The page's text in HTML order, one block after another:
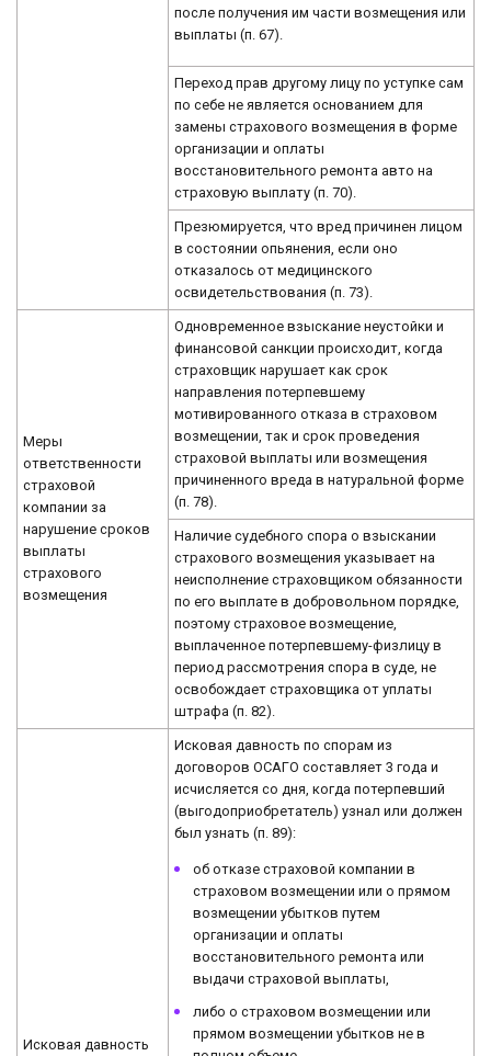
после получения им части возмещения или
выплаты (п. 67).
Переход прав другому лицу по уступке сам
по себе не является основанием для
замены страхового возмещения в форме
организации и оплаты
восстановительного ремонта авто на
страховую выплату (п. 70).
Презюмируется, что вред причинен лицом
в состоянии опьянения, если оно
отказалось от медицинского
освидетельствования (п. 73).
Меры
ответственности
страховой
компании за
нарушение сроков
выплаты
страхового
возмещения
Одновременное взыскание неустойки и
финансовой санкции происходит, когда
страховщик нарушает как срок
направления потерпевшему
мотивированного отказа в страховом
возмещении, так и срок проведения
страховой выплаты или возмещения
причиненного вреда в натуральной форме
(п. 78).
Наличие судебного спора о взыскании
страхового возмещения указывает на
неисполнение страховщиком обязанности
по его выплате в добровольном порядке,
поэтому страховое возмещение,
выплаченное потерпевшему-физлицу в
период рассмотрения спора в суде, не
освобождает страховщика от уплаты
штрафа (п. 82).
Исковая давность
Исковая давность по спорам из
договоров ОСАГО составляет 3 года и
исчисляется со дня, когда потерпевший
(выгодоприобретатель) узнал или должен
был узнать (п. 89):
об отказе страховой компании в
страховом возмещении или о прямом
возмещении убытков путем
организации и оплаты
восстановительного ремонта или
выдачи страховой выплаты,
либо о страховом возмещении или
прямом возмещении убытков не в